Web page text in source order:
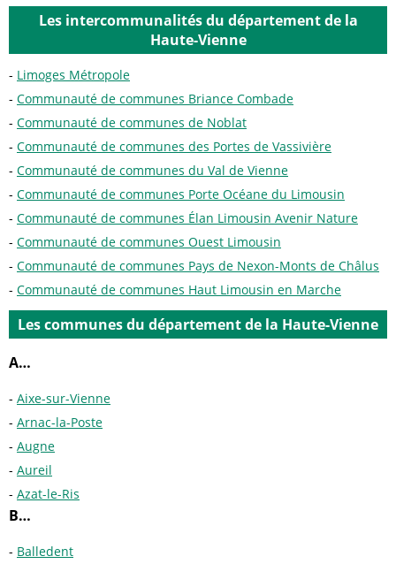
Les intercommunalités du département de la
Haute-Vienne
Limoges Métropole
Communauté de communes Briance Combade
Communauté de communes de Noblat
Communauté de communes des Portes de Vassivière
Communauté de communes du Val de Vienne
Communauté de communes Porte Océane du Limousin
Communauté de communes Élan Limousin Avenir Nature
Communauté de communes Ouest Limousin
Communauté de communes Pays de Nexon-Monts de Châlus
Communauté de communes Haut Limousin en Marche
Les communes du département de la Haute-Vienne
A…
Aixe-sur-Vienne
Arnac-la-Poste
Augne
Aureil
Azat-le-Ris
B…
Balledent